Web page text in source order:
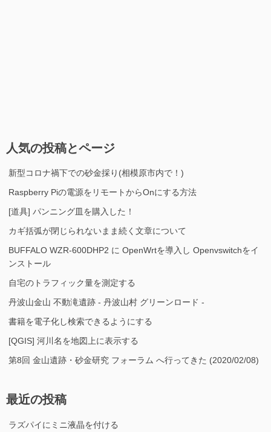
人気の投稿とページ
新型コロナ禍下での砂金採り(相模原市内で！)
Raspberry Piの電源をリモートからOnにする方法
[道具] パンニング皿を購入した！
カギ括弧が閉じられないまま続く文章について
BUFFALO WZR-600DHP2 に OpenWrtを導入し Openvswitchをイ
ンストール
自宅のトラフィック量を測定する
丹波山金山 不動滝遺跡 - 丹波山村 グリーンロード -
書籍を電子化し検索できるようにする
[QGIS] 河川名を地図上に表示する
第8回 金山遺跡・砂金研究 フォーラム へ行ってきた (2020/02/08)
最近の投稿
ラズパイにミニ液晶を付ける